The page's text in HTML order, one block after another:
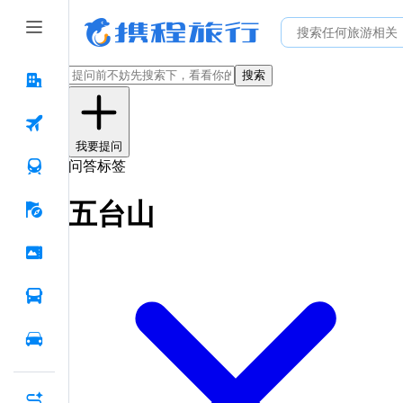
搜索
我要提问
问答标签
五台山